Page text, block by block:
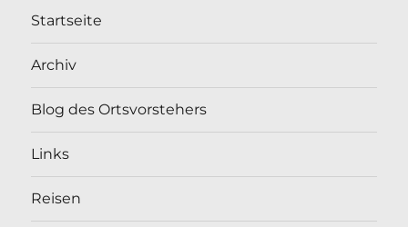
Startseite
Archiv
Blog des Ortsvorstehers
Links
Reisen